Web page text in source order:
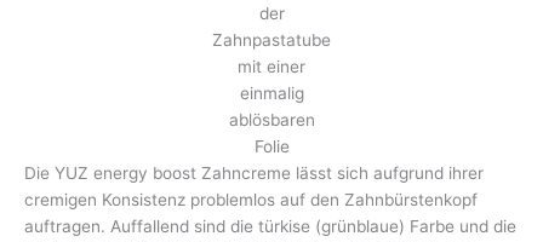
der
Zahnpastatube
mit einer
einmalig
ablösbaren
Folie
Die YUZ energy boost Zahncreme lässt sich aufgrund ihrer
cremigen Konsistenz problemlos auf den Zahnbürstenkopf
auftragen. Auffallend sind die türkise (grünblaue) Farbe und die